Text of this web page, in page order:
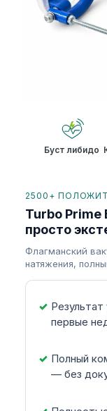
Буст либидо
2500+
Turbo Prime
просто
Флагманский
натяжения,
первые
Полный
— без